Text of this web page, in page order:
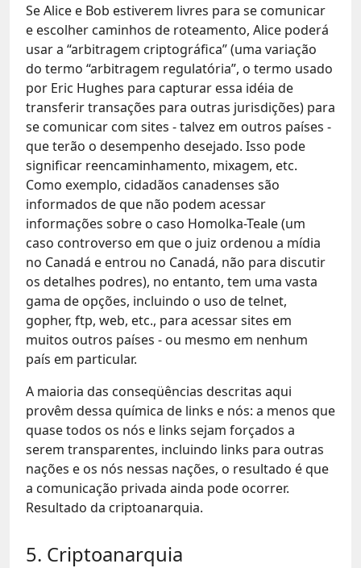
Se Alice e Bob estiverem livres para se comunicar
e escolher caminhos de roteamento, Alice poderá
usar a “arbitragem criptográfica” (uma variação
do termo “arbitragem regulatória”, o termo usado
por Eric Hughes para capturar essa idéia de
transferir transações para outras jurisdições) para
se comunicar com sites - talvez em outros países -
que terão o desempenho desejado. Isso pode
significar reencaminhamento, mixagem, etc.
Como exemplo, cidadãos canadenses são
informados de que não podem acessar
informações sobre o caso Homolka-Teale (um
caso controverso em que o juiz ordenou a mídia
no Canadá e entrou no Canadá, não para discutir
os detalhes podres), no entanto, tem uma vasta
gama de opções, incluindo o uso de telnet,
gopher, ftp, web, etc., para acessar sites em
muitos outros países - ou mesmo em nenhum
país em particular.
A maioria das conseqüências descritas aqui
provêm dessa química de links e nós: a menos que
quase todos os nós e links sejam forçados a
serem transparentes, incluindo links para outras
nações e os nós nessas nações, o resultado é que
a comunicação privada ainda pode ocorrer.
Resultado da criptoanarquia.
5. Criptoanarquia